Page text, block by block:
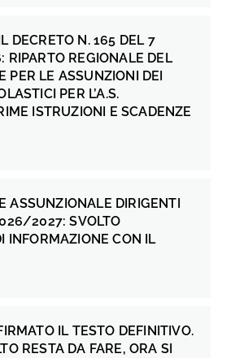
DECRETO N. 165 DEL 7
RIPARTO REGIONALE DEL
PER LE ASSUNZIONI DEI
PER L’A.S.
ISTRUZIONI E SCADENZE
ASSUNZIONALE DIRIGENTI
2027: SVOLTO
INFORMAZIONE CON IL
IL TESTO DEFINITIVO.
RESTA DA FARE, ORA SI